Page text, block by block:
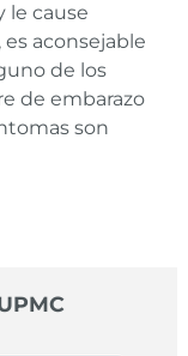
le cause
aconsejable
de los
de embarazo
son
Enlace